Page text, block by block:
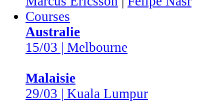
Courses
Australie
15/03 | Melbourne
Malaisie
29/03 | Kuala Lumpur